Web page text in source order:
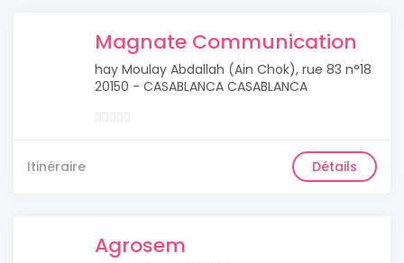
Magnate Communication
hay Moulay Abdallah (Ain Chok), rue 83 n°18
20150 - CASABLANCA CASABLANCA
Itinéraire Détails
Agrosem